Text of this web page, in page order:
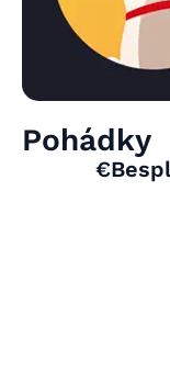
Pohádky